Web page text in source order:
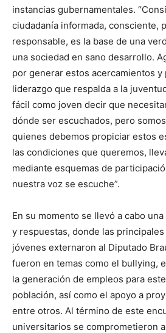
instancias gubernamentales.
ciudadanía informada, consciente,
responsable, es la base de una
una sociedad en sano desarrollo.
por generar estos acercamientos y
liderazgo que respalda a la
fácil como joven decir que
dónde ser escuchados, pero
quienes debemos propiciar estos
las condiciones que queremos,
mediante esquemas de
nuestra voz se escuche”.
En su momento se llevó a cabo
y respuestas, donde las
jóvenes externaron al Diputado
fueron en temas como el bullying,
la generación de empleos para
población, así como el apoyo a
entre otros. Al término de este
universitarios se comprometieron